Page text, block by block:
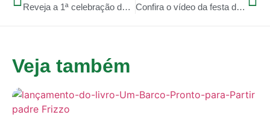
Reveja a 1ª celebração da Paixão do padre Weber na São José
Confira o vídeo da festa de Santa Rosa de Lima
Veja também